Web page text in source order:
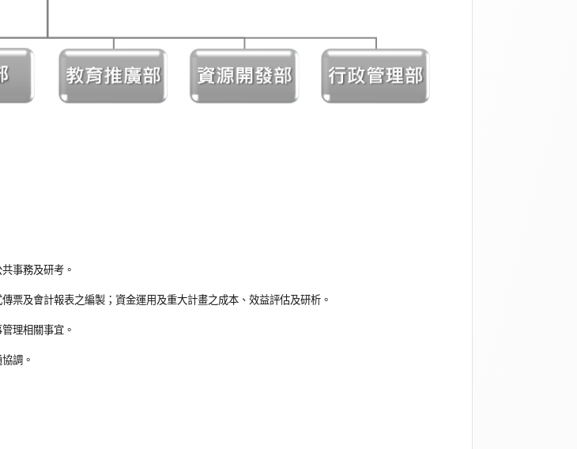
事務及研考。
票及會計報表之編製；資金運用及重大計畫之成本、效益評估及研析。
理相關事宜。
調。